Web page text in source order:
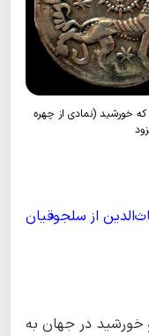
خورشید (نمادی از چهره
از سلجوقیان
در جهان به